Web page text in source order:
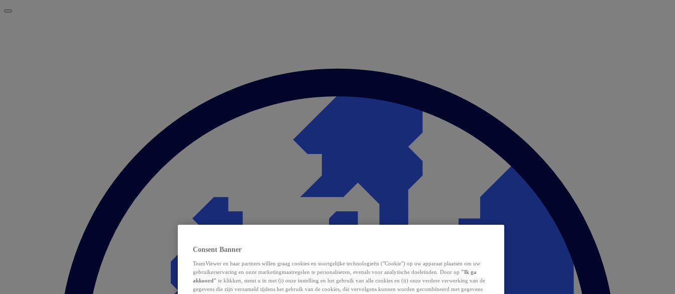
Consent Banner
TeamViewer en haar partners willen graag cookies en soortgelijke technologieën ("Cookie") op uw apparaat plaatsen om uw
gebruikerservaring en onze marketingmaatregelen te personaliseren, evenals voor analytische doeleinden. Door op "Ik ga
akkoord" te klikken, stemt u in met (i) onze instelling en het gebruik van alle cookies en (ii) onze verdere verwerking van de
gegevens die zijn verzameld tijdens het gebruik van de cookies, die vervolgens kunnen worden gecombineerd met gegevens